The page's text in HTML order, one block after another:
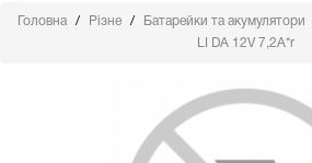
Головна Різне Батарейки та акумулятори
LI DA 12V 7,2А*r